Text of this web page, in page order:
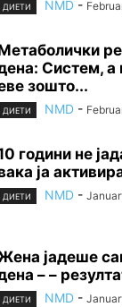
ДИЕТИ NMD -
Систем, а
зошто...
ДИЕТИ NMD -
години не
ја
ДИЕТИ NMD -
јадеше
– –
ДИЕТИ NMD -